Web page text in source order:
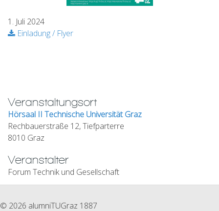
1. Juli 2024
Einladung / Flyer
Veranstaltungsort
Hörsaal II Technische Universität Graz
Rechbauerstraße 12, Tiefparterre
8010 Graz
Veranstalter
Forum Technik und Gesellschaft
© 2026 alumniTUGraz 1887